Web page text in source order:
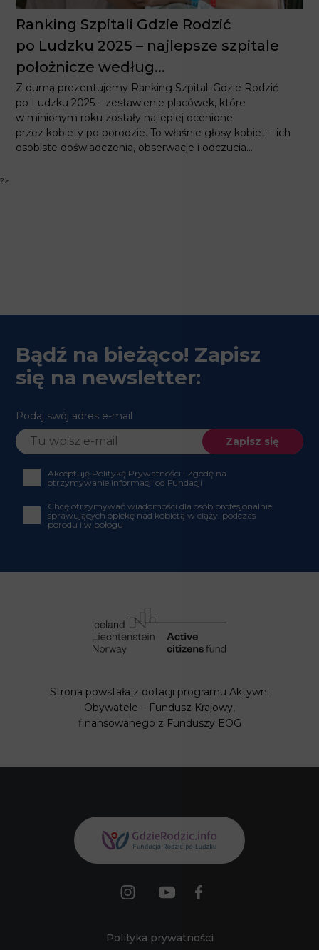
Ranking Szpitali Gdzie Rodzić
po Ludzku 2025 – najlepsze szpitale
położnicze według...
Z dumą prezentujemy Ranking Szpitali Gdzie Rodzić
po Ludzku 2025 – zestawienie placówek, które
w minionym roku zostały najlepiej ocenione
przez kobiety po porodzie. To właśnie głosy kobiet – ich
osobiste doświadczenia, obserwacje i odczucia...
?>
Bądź na bieżąco! Zapisz
się na newsletter:
Podaj swój adres e-mail
Akceptuję Politykę Prywatności i Zgodę na
otrzymywanie informacji od Fundacji
Chcę otrzymywać wiadomości dla osób profesjonalnie
sprawujących opiekę nad kobietą w ciąży, podczas
porodu i w połogu
Strona powstała z dotacji programu Aktywni
Obywatele – Fundusz Krajowy,
finansowanego z Funduszy EOG
Polityka prywatności